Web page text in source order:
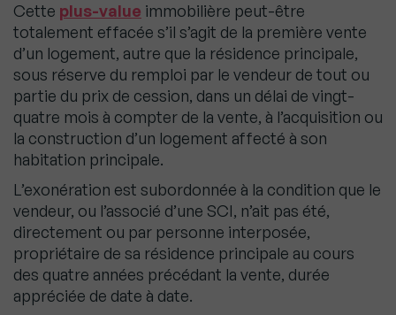
Cette plus-value immobilière peut-être
totalement effacée s’il s’agit de la première vente
d’un logement, autre que la résidence principale,
sous réserve du remploi par le vendeur de tout ou
partie du prix de cession, dans un délai de vingt-
quatre mois à compter de la vente, à l’acquisition ou
la construction d’un logement affecté à son
habitation principale.
L’exonération est subordonnée à la condition que le
vendeur, ou l’associé d’une SCI, n’ait pas été,
directement ou par personne interposée,
propriétaire de sa résidence principale au cours
des quatre années précédant la vente, durée
appréciée de date à date.